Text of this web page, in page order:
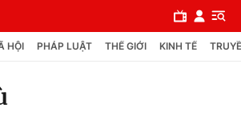
HỘI PHÁP LUẬT THẾ GIỚI KINH TẾ